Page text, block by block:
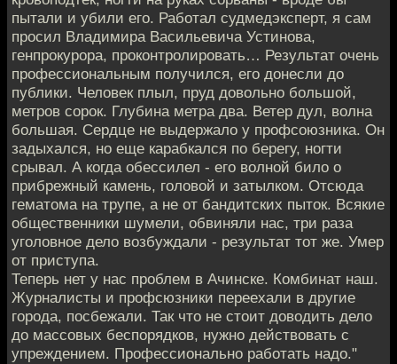
пытали и убили его. Работал судмедэксперт, я сам
просил Владимира Васильевича Устинова,
генпрокурора, проконтролировать… Результат очень
профессиональным получился, его донесли до
публики. Человек плыл, пруд довольно большой,
метров сорок. Глубина метра два. Ветер дул, волна
большая. Сердце не выдержало у профсоюзника. Он
задыхался, но еще карабкался по берегу, ногти
срывал. А когда обессилел - его волной било о
прибрежный камень, головой и затылком. Отсюда
гематома на трупе, а не от бандитских пыток. Всякие
общественники шумели, обвиняли нас, три раза
уголовное дело возбуждали - результат тот же. Умер
от приступа.
Теперь нет у нас проблем в Ачинске. Комбинат наш.
Журналисты и профсюзники переехали в другие
города, посбежали. Так что не стоит доводить дело
до массовых беспорядков, нужно действовать с
упреждением. Профессионально работать надо."